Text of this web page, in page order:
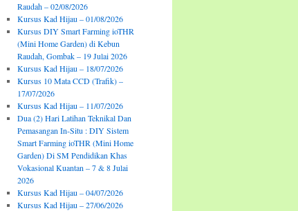
Raudah – 02/08/2026
Kursus Kad Hijau – 01/08/2026
Kursus DIY Smart Farming ioTHR
(Mini Home Garden) di Kebun
Raudah, Gombak – 19 Julai 2026
Kursus Kad Hijau – 18/07/2026
Kursus 10 Mata CCD (Trafik) –
17/07/2026
Kursus Kad Hijau – 11/07/2026
Dua (2) Hari Latihan Teknikal Dan
Pemasangan In-Situ : DIY Sistem
Smart Farming ioTHR (Mini Home
Garden) Di SM Pendidikan Khas
Vokasional Kuantan – 7 & 8 Julai
2026
Kursus Kad Hijau – 04/07/2026
Kursus Kad Hijau – 27/06/2026